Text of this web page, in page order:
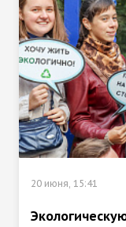
20 июня, 15:41